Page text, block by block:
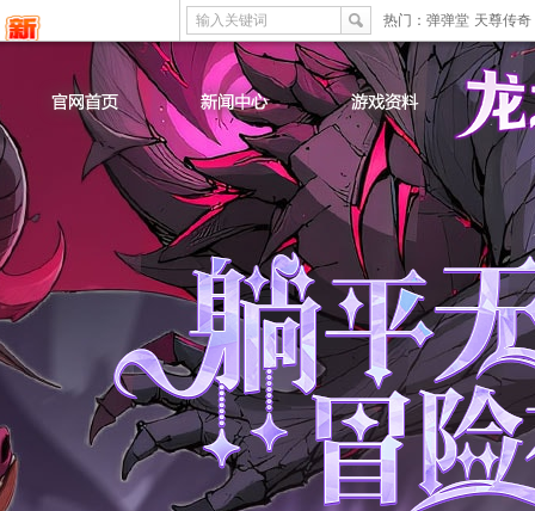
输入关键词 热门： 弹弹堂 天尊传奇